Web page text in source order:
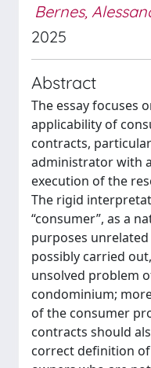
Bernes,
2025
Abstract
The essay focuses
applicability of
contracts,
administrator with
execution of the
The rigid
“consumer”, as a
purposes
possibly carried
unsolved problem
condominium;
of the consumer
contracts should
correct definition